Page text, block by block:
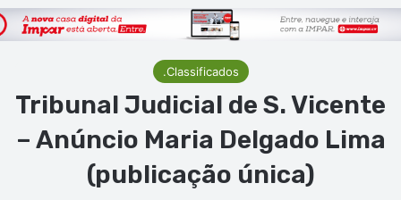
.Classificados
Tribunal Judicial de S. Vicente
– Anúncio Maria Delgado Lima
(publicação única)